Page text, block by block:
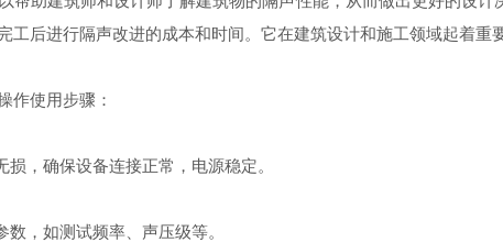
工后进行隔声改进的成本和时间。它在建筑设计和施工领域起着重
使用步骤：
，确保设备连接正常，电源稳定。
，如测试频率、声压级等。